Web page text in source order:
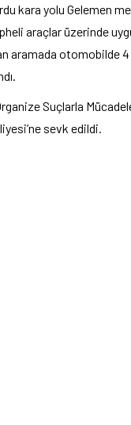
kara yolu Gelemen
araçlar üzerinde
aramada otomobilde
Suçlarla
sevk edildi.